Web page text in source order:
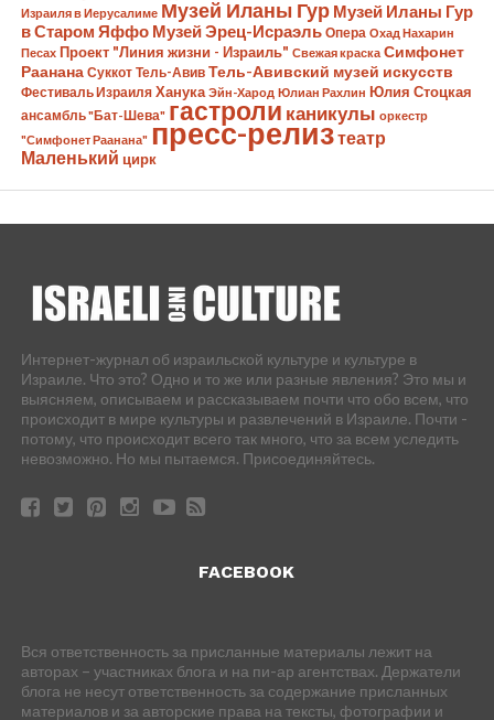
Израиля в Иерусалиме Музей Иланы Гур Музей Иланы Гур
в Старом Яффо Музей Эрец-Исраэль Опера Охад Нахарин
Песах Проект "Линия жизни - Израиль" Свежая краска Симфонет
Раанана Суккот Тель-Авив Тель-Авивский музей искусств
Фестиваль Израиля Ханука Эйн-Харод Юлиан Рахлин Юлия Стоцкая
ансамбль "Бат-Шева" гастроли каникулы оркестр
"Симфонет Раанана" пресс-релизтеатр
Маленький цирк
Интернет-журнал об израильской культуре и культуре в
Израиле. Что это? Одно и то же или разные явления? Это мы и
выясняем, описываем и рассказываем почти что обо всем, что
происходит в мире культуры и развлечений в Израиле. Почти -
потому, что происходит всего так много, что за всем уследить
невозможно. Но мы пытаемся. Присоединяйтесь.
FACEBOOK
Вся ответственность за присланные материалы лежит на
авторах – участниках блога и на пи-ар агентствах. Держатели
блога не несут ответственность за содержание присланных
материалов и за авторские права на тексты, фотографии и